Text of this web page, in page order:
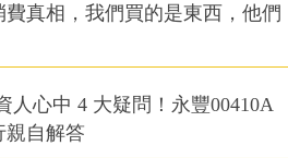
真相，我們買的是東西，他們
人心中 4 大疑問！永豐00410A
親自解答